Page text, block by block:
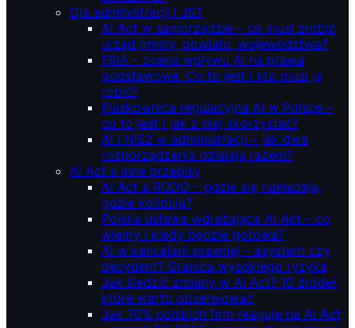
Dla administracji i JST
AI Act w samorządzie – co musi zrobić
urząd gminy, powiatu, województwa?
FRIA – ocena wpływu AI na prawa
podstawowe. Co to jest i kto musi ją
robić?
Piaskownica regulacyjna AI w Polsce –
co to jest i jak z niej skorzystać?
AI i NIS2 w administracji – jak dwa
rozporządzenia działają razem?
AI Act a inne przepisy
AI Act a RODO – gdzie się nakładają,
gdzie kolidują?
Polska ustawa wdrażająca AI Act – co
wiemy i kiedy będzie gotowa?
AI w kancelarii prawnej – asystent czy
decydent? Granica wysokiego ryzyka
Jak śledzić zmiany w AI Act? 10 źródeł,
które warto obserwować
Jak 70% polskich firm reaguje na AI Act